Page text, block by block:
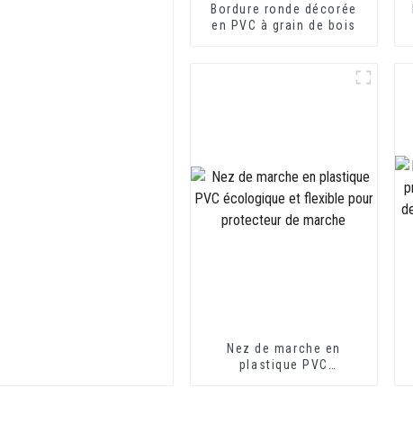
Bordure ronde décorée
en PVC à grain de bois
Nez de marche en
plastique PVC